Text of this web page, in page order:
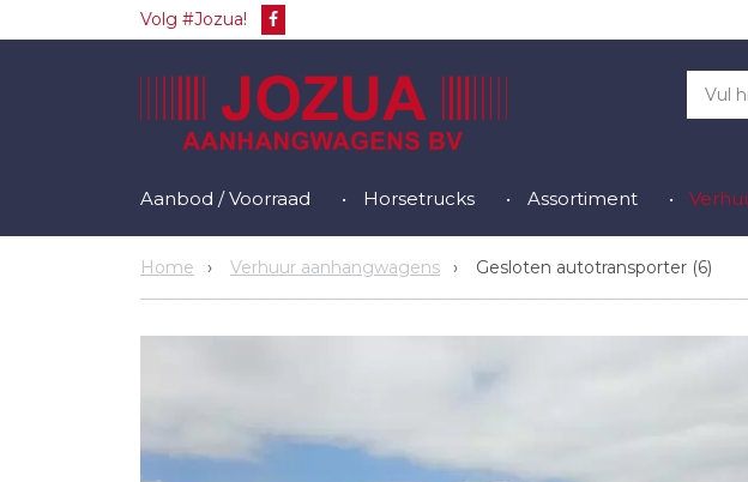
Volg #Jozua!
Aanbod / Voorraad Horsetrucks Assortiment
Home Verhuur aanhangwagens Gesloten autotransporter (6)